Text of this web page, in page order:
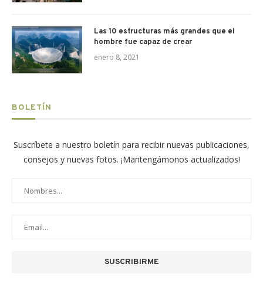
Las 10 estructuras más grandes que el
hombre fue capaz de crear
enero 8, 2021
BOLETÍN
Suscríbete a nuestro boletín para recibir nuevas publicaciones,
consejos y nuevas fotos. ¡Mantengámonos actualizados!